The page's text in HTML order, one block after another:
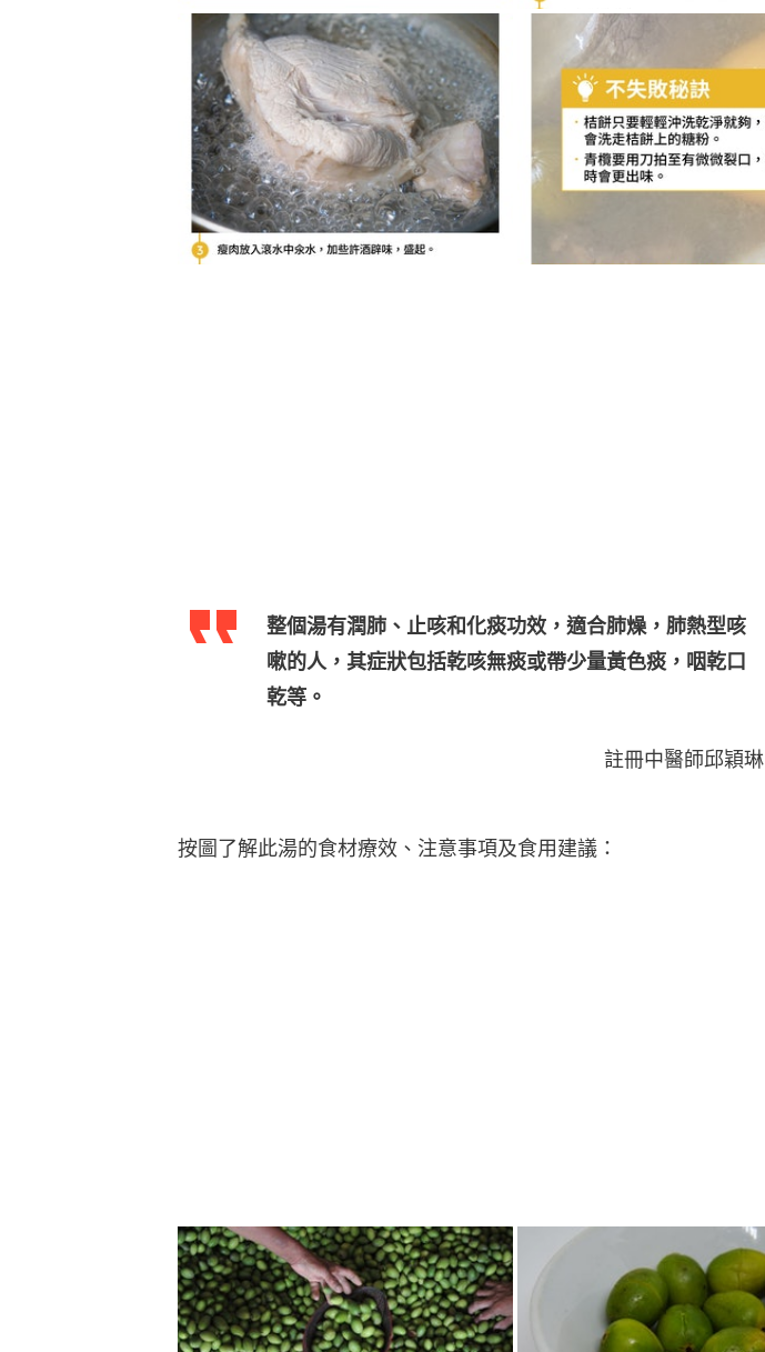
整個湯有潤肺、止咳和化痰功效，適合肺燥，肺熱型咳
嗽的人，其症狀包括乾咳無痰或帶少量黃色痰，咽乾口
乾等。
註冊中醫師邱穎琳
按圖了解此湯的食材療效、注意事項及食用建議：